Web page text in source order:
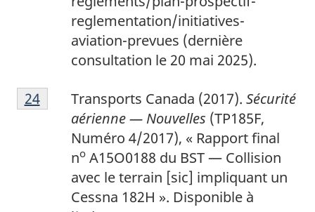
reglementation/initiatives-
aviation-prevues (dernière
consultation le 20 mai 2025).
2
4
Transports Canada (2017). Sécurité
aérienne — Nouvelles (TP185F,
Numéro 4/2017), « Rapport final
no A15O0188 du BST — Collision
avec le terrain [sic] impliquant un
Cessna 182H ». Disponible à
Return to footnote
24referrer